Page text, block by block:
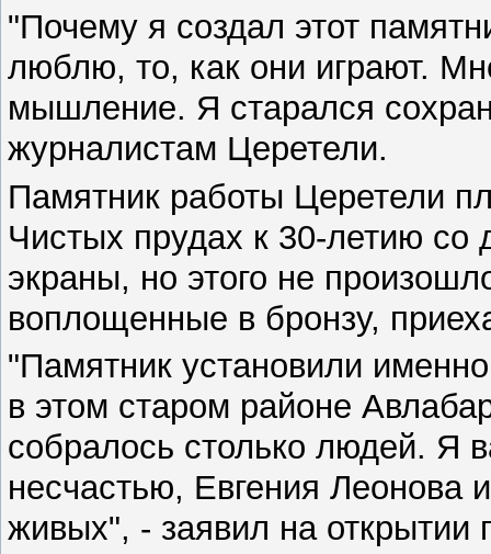
"Почему я создал этот
люблю, то, как они играют.
мышление. Я старался
журналистам Церетели.
Памятник работы Церетели
Чистых прудах к 30-летию
экраны, но этого не
воплощенные в бронзу,
"Памятник установили
в этом старом районе
собралось столько людей. Я
несчастью, Евгения Леонова
живых", - заявил на открытии